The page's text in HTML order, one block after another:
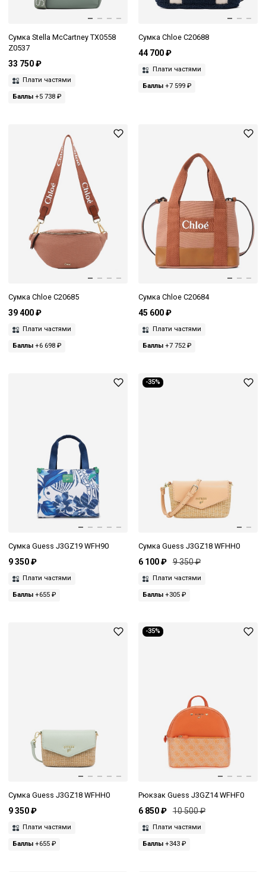
Сумка Stella McCartney TX0558
Z0537
33 750 ₽
Плати частями
Баллы +5 738 ₽
Сумка Chloe C20688
44 700 ₽
Плати частями
Баллы+7 599 ₽
Сумка Chloe C20685
39 400 ₽
Плати частями
Баллы +6 698 ₽
Сумка Chloe C20684
45 600 ₽
Плати частями
Баллы+7 752 ₽
Сумка Guess J3GZ19 WFH90
9 350 ₽
Плати частями
Баллы +655 ₽
-35%
Сумка Guess J3GZ18 WFHH0
6 100 ₽ 9 350 ₽
Плати частями
Баллы+305 ₽
Сумка Guess J3GZ18 WFHH0
9 350 ₽
Плати частями
Баллы +655 ₽
-35%
Рюкзак Guess J3GZ14 WFHF0
6 850 ₽ 10 500 ₽
Плати частями
Баллы+343 ₽